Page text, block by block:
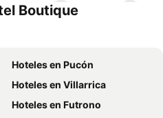
Boutique
Hoteles en Pucón
Hoteles en Villarrica
Hoteles en Futrono